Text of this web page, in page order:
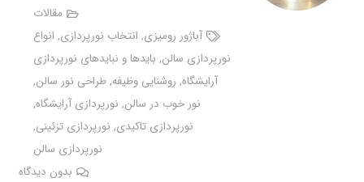
مقالات
آباژور رومیزی, انتخاب نورپردازی, انواع
نورپردازی سالن, بایدها و نبایدهای نورپردازی
آرایشگاه, روشنایی وظیفه,طراحی نور سالن,
نور خوب در سالن, نورپردازی آرایشگاه,
نورپردازی تاکیدی, نورپردازی تزئینی,
نورپردازی سالن
بدون دیدگاه